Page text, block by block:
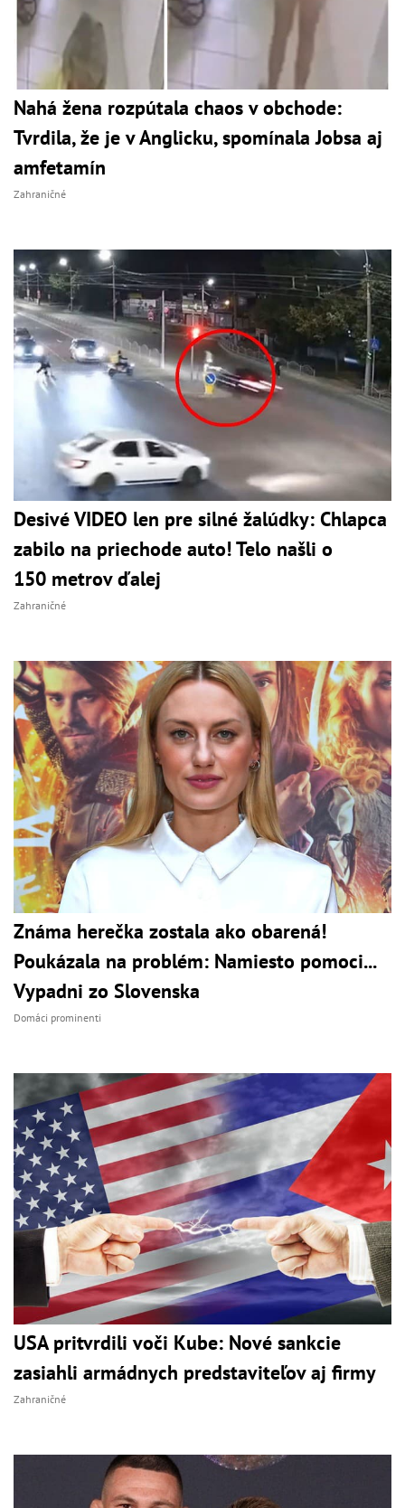
Nahá žena rozpútala chaos v obchode:
Tvrdila, že je v Anglicku, spomínala Jobsa aj
amfetamín
Zahraničné
Desivé VIDEO len pre silné žalúdky: Chlapca
zabilo na priechode auto! Telo našli o
150 metrov ďalej
Zahraničné
Známa herečka zostala ako obarená!
Poukázala na problém: Namiesto pomoci...
Vypadni zo Slovenska
Domáci prominenti
USA pritvrdili voči Kube: Nové sankcie
zasiahli armádnych predstaviteľov aj firmy
Zahraničné